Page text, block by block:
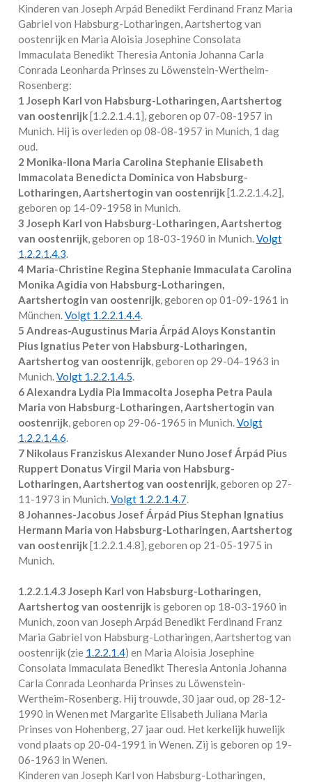
Kinderen van Joseph Arpád Benedikt Ferdinand Franz Maria
Gabriel von Habsburg-Lotharingen, Aartshertog van
oostenrijk en Maria Aloisia Josephine Consolata
Immaculata Benedikt Theresia Antonia Johanna Carla
Conrada Leonharda Prinses zu Löwenstein-Wertheim-
Rosenberg:
1 Joseph Karl von Habsburg-Lotharingen, Aartshertog
van oostenrijk[1.2.2.1.4.1 ], geboren op 07-08-1957 in
Munich. Hij is overleden op 08-08-1957 in Munich, 1 dag
oud.
2 Monika-Ilona Maria Carolina Stephanie Elisabeth
Immacolata Benedicta Dominica von Habsburg-
Lotharingen, Aartshertogin van oostenrijk[1.2.2.1.4.2],
geboren op 14-09-1958 in Munich.
3 Joseph Karl von Habsburg-Lotharingen, Aartshertog
van oostenrijk, geboren op 18-03-1960 in Munich.Volgt
1.2.2.1.4.3.
4 Maria-Christine Regina Stephanie Immaculata Carolina
Monika Agidia von Habsburg-Lotharingen,
Aartshertogin van oostenrijk, geboren op 01-09-1961 in
München.Volgt 1.2.2.1.4.4.
5 Andreas-Augustinus Maria Árpád Aloys Konstantin
Pius Ignatius Peter von Habsburg-Lotharingen,
Aartshertog van oostenrijk, geboren op 29-04-1963 in
Munich.Volgt 1.2.2.1.4.5.
6 Alexandra Lydia Pia Immacolta Josepha Petra Paula
Maria von Habsburg-Lotharingen, Aartshertogin van
oostenrijk, geboren op 29-06-1965 in Munich.Volgt
1.2.2.1.4.6.
7 Nikolaus Franziskus Alexander Nuno Josef Árpád Pius
Ruppert Donatus Virgil Maria von Habsburg-
Lotharingen, Aartshertog van oostenrijk, geboren op 27-
11-1973 in Munich.Volgt 1.2.2.1.4.7.
8 Johannes-Jacobus Josef Árpád Pius Stephan Ignatius
Hermann Maria von Habsburg-Lotharingen, Aartshertog
van oostenrijk[1.2.2.1.4.8], geboren op 21-05-1975 in
Munich.
1.2.2.1.4.3 Joseph Karl von Habsburg-Lotharingen,
Aartshertog van oostenrijkis geboren op 18-03-1960 in
Munich, zoon van Joseph Arpád Benedikt Ferdinand Franz
Maria Gabriel von Habsburg-Lotharingen, Aartshertog van
oostenrijk (zie 1.2.2.1.4) en Maria Aloisia Josephine
Consolata Immaculata Benedikt Theresia Antonia Johanna
Carla Conrada Leonharda Prinses zu Löwenstein-
Wertheim-Rosenberg. Hij trouwde, 30 jaar oud, op 28-12-
1990 in Wenen met Margarite Elisabeth Juliana Maria
Prinses von Hohenberg, 27 jaar oud. Het kerkelijk huwelijk
vond plaats op 20-04-1991 in Wenen. Zij is geboren op 19-
06-1963 in Wenen.
Kinderen van Joseph Karl von Habsburg-Lotharingen,